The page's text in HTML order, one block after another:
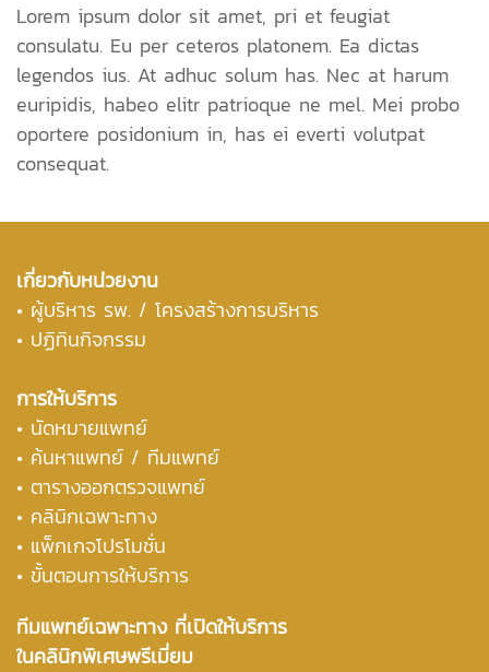
Lorem ipsum dolor sit amet, pri et feugiat
consulatu. Eu per ceteros platonem. Ea dictas
legendos ius. At adhuc solum has. Nec at harum
euripidis, habeo elitr patrioque ne mel. Mei probo
oportere posidonium in, has ei everti volutpat
consequat.
เกี่ยวกับหน่วยงาน
• ผู้บริหาร รพ. / โครงสร้างการบริหาร
• ปฏิทินกิจกรรม
การให้บริการ
• นัดหมายแพทย์
• ค้นหาแพทย์ / ทีมแพทย์
• ตารางออกตรวจแพทย์
• คลินิกเฉพาะทาง
• แพ็กเกจโปรโมชั่น
• ขั้นตอนการให้บริการ
ทีมแพทย์เฉพาะทาง ที่เปิดให้บริการ
ในคลินิกพิเศษพรีเมี่ยม